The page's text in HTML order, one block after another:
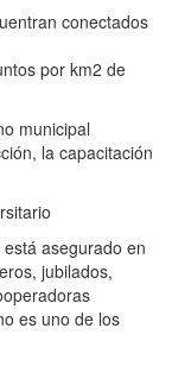
conectados
por km2 de
municipal
la capacitación
asegurado en
jubilados,
es uno de los